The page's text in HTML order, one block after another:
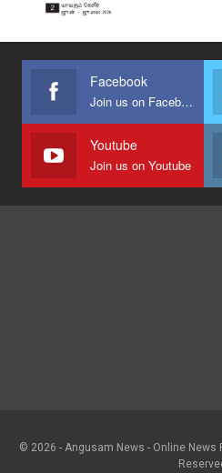
Facebook
Join us on Facebook
Youtube
Join us on Youtube
© 2026 - Angusam News - Online News